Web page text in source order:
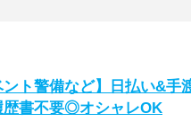
ント警備など】日払い&
歴書不要◎オシャレOK